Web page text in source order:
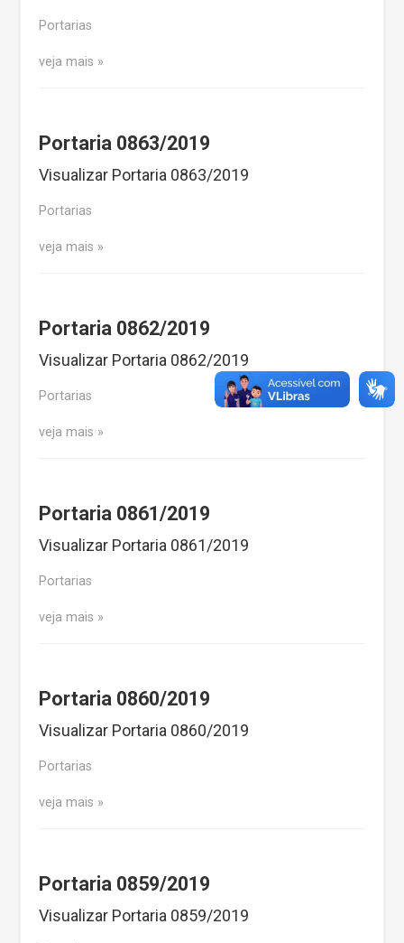
Portarias
veja mais
Portaria 0863/2019
Visualizar Portaria 0863/2019
Portarias
veja mais
Portaria 0862/2019
Visualizar Portaria 0862/2019
Portarias
veja mais
Portaria 0861/2019
Visualizar Portaria 0861/2019
Portarias
veja mais
Portaria 0860/2019
Visualizar Portaria 0860/2019
Portarias
veja mais
Portaria 0859/2019
Visualizar Portaria 0859/2019